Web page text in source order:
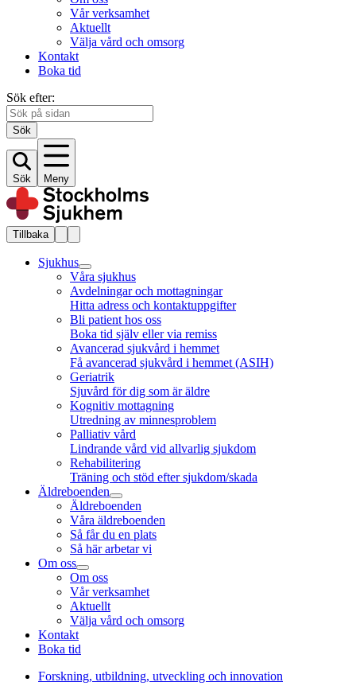
Vår verksamhet
Aktuellt
Välja vård och omsorg
Kontakt
Boka tid
Sök efter:
Sök
Sök Meny
Tillbaka
Sjukhus
Våra sjukhus
Avdelningar och mottagningar
Hitta adress och kontaktuppgifter
Bli patient hos oss
Boka tid själv eller via remiss
Avancerad sjukvård i hemmet
Få avancerad sjukvård i hemmet (ASIH)
Geriatrik
Sjuvård för dig som är äldre
Kognitiv mottagning
Utredning av minnesproblem
Palliativ vård
Lindrande vård vid allvarlig sjukdom
Rehabilitering
Träning och stöd efter sjukdom/skada
Äldreboenden
Äldreboenden
Våra äldreboenden
Så får du en plats
Så här arbetar vi
Om oss
Om oss
Vår verksamhet
Aktuellt
Välja vård och omsorg
Kontakt
Boka tid
Forskning, utbildning, utveckling och innovation